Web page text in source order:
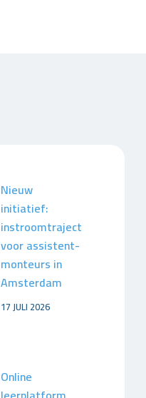
Nieuw
initiatief:
instroomtraject
voor assistent-
monteurs in
Amsterdam
17 JULI 2026
Online